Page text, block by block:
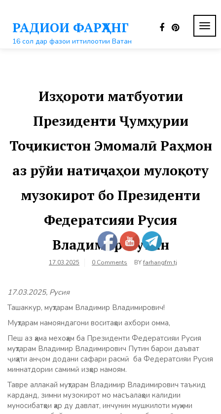
контентуРАДИОИ ФАРҲАНГ
16 сол дар фазои иттилоотии Ватан
Изҳороти матбуотии
Президенти Ҷумҳурии
Тоҷикистон Эмомалӣ Раҳмон
аз рӯйи натиҷаҳои мулоқоту
музокирот бо Президенти
Федератсияи Русия
Владимир Путин
17.03.2025 0 Comments BYfarhangfm.tj
17.03.2025, Русия
Ташаккур, муҳтарам Владимир Владимирович!
Муҳтарам намояндагони воситаҳои ахбори омма,
Пеш аз ҳама мехоҳам ба Президенти Федератсияи Русия
муҳтарам Владимир Владимирович Путин барои даъват
ҷиҳати анҷом додани сафари расмӣ ба Федератсияи Русия
миннатдории самимӣ изҳор намоям.
Тавре аллакай муҳтарам Владимир Владимирович таъкид
карданд, зимни музокирот мо масъалаҳои калидии
муносибатҳои ҳар ду давлат, инчунин мушкилоти муҳими